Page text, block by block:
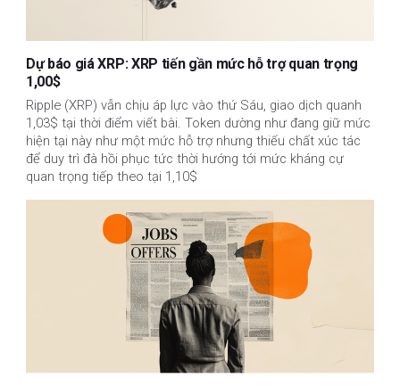
Dự báo giá XRP: XRP tiến gần mức hỗ trợ quan trọng
1,00$
Ripple (XRP) vẫn chịu áp lực vào thứ Sáu, giao dịch quanh
1,03$ tại thời điểm viết bài. Token dường như đang giữ mức
hiện tại này như một mức hỗ trợ nhưng thiếu chất xúc tác
để duy trì đà hồi phục tức thời hướng tới mức kháng cự
quan trọng tiếp theo tại 1,10$